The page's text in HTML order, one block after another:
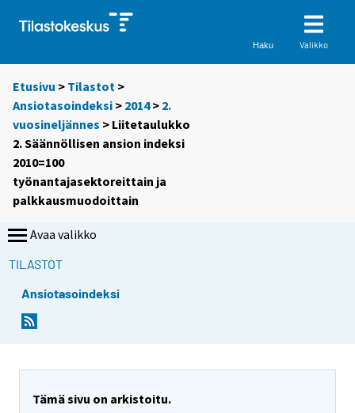
Haku Valikko
Etusivu > Tilastot >
Ansiotasoindeksi > 2014> 2.
vuosineljännes > Liitetaulukko
2. Säännöllisen ansion indeksi
2010=100
työnantajasektoreittain ja
palkkausmuodoittain
Avaa valikko
TILASTOT
Ansiotasoindeksi
Tämä sivu on arkistoitu.